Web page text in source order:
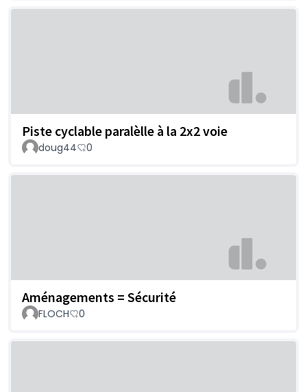
Piste cyclable paralèlle à la 2x2 voie
doug44 0
Aménagements = Sécurité
FLOCH 0